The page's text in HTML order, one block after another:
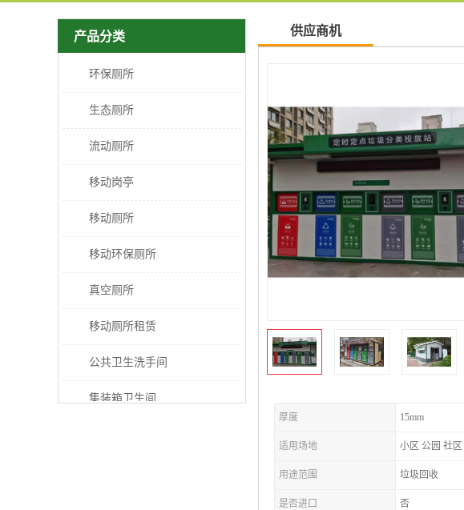
产品分类
环保厕所
生态厕所
流动厕所
移动岗亭
移动厕所
移动环保厕所
真空厕所
移动厕所租赁
公共卫生洗手间
集装箱卫生间
供应商机
厚度 15mm
适用场地 小区 公园 社区
用途范围 垃圾回收
是否进口 否